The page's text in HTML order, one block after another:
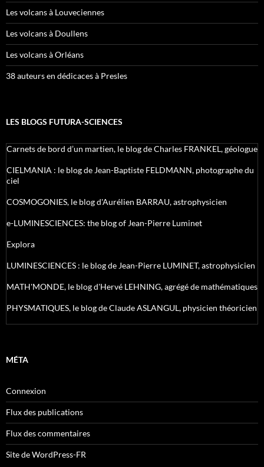
Les volcans à Louveciennes
Les volcans à Doullens
Les volcans à Orléans
38 auteurs en dédicaces à Presles
LES BLOGS FUTURA-SCIENCES
Carnets de bord d’un martien, le blog de Charles FRANKEL, géologue
CIELMANIA : le blog de Jean-Baptiste FELDMANN, photographe du
ciel
COSMOGONIES, le blog d'Aurélien BARRAU, astrophysicien
e-LUMINESCIENCES: the blog of Jean-Pierre Luminet
Explora
LUMINESCIENCES : le blog de Jean-Pierre LUMINET, astrophysicien
MATH'MONDE, le blog d'Hervé LEHNING, agrégé de mathématiques
PHYSMATIQUES, le blog de Claude ASLANGUL, physicien théoricien
MÉTA
Connexion
Flux des publications
Flux des commentaires
Site de WordPress-FR